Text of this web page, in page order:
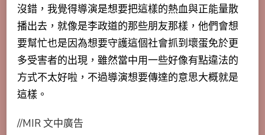
沒錯，我覺得導演是想要把這樣的熱血與正能量散
播出去，就像是李政道的那些朋友那樣，他們會想
要幫忙也是因為想要守護這個社會抓到壞蛋免於更
多受害者的出現，雖然當中用一些好像有點違法的
方式不太好啦，不過導演想要傳達的意思大概就是
這樣。
//MIR 文中廣告